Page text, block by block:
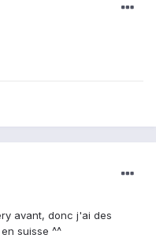
avant, donc j'ai des
suisse ^^